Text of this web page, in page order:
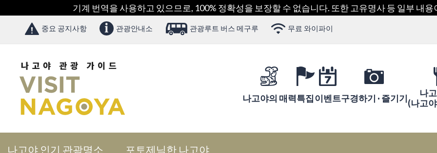
기계 번역을 사용하고 있으므로, 100% 정확성을 보장할 수 없습니다. 또한 고유명사 등 일부 내
중요 공지사항 관광안내소 관광루트 버스 메구루 무료 와이파이
나고야의 매력특집이벤트구경하기 · 즐기기
나
(나고
나고야 인기 관광명소 포토제닉한 나고야